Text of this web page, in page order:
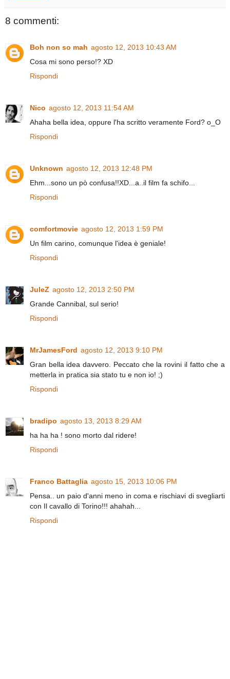
8 commenti:
Boh non so mah agosto 12, 2013 10:43 AM
Cosa mi sono perso!? XD
Rispondi
Nico agosto 12, 2013 11:54 AM
Ahaha bella idea, oppure l'ha scritto veramente Ford? o_O
Rispondi
Unknown agosto 12, 2013 12:48 PM
Ehm...sono un pò confusa!!XD...a..il film fa schifo...
Rispondi
comfortmovie agosto 12, 2013 1:59 PM
Un film carino, comunque l'idea è geniale!
Rispondi
JuleZ agosto 12, 2013 2:50 PM
Grande Cannibal, sul serio!
Rispondi
MrJamesFord agosto 12, 2013 9:10 PM
Gran bella idea davvero. Peccato che la rovini il fatto che a
metterla in pratica sia stato tu e non io! ;)
Rispondi
bradipo agosto 13, 2013 8:29 AM
ha ha ha ! sono morto dal ridere!
Rispondi
Franco Battaglia agosto 15, 2013 10:06 PM
Pensa.. un paio d'anni meno in coma e rischiavi di svegliarti
con Il cavallo di Torino!!! ahahah...
Rispondi